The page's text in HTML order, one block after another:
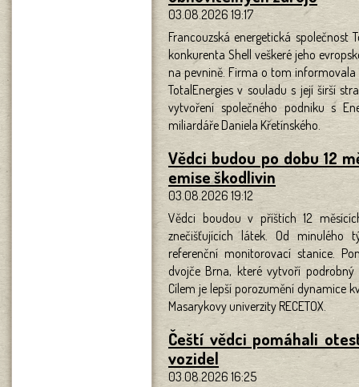
03.08.2026 19:17
Francouzská energetická společnost
konkurenta Shell veškeré jeho
na pevnině. Firma o tom informovala
TotalEnergies v souladu s její širší
vytvoření společného podniku s
miliardáře Daniela Křetínského.
Vědci budou po dobu 12
emise škodlivin
03.08.2026 19:12
Vědci boudou v příštích 12
znečišťujících látek. Od minulého
referenční monitorovací stanice.
dvojče Brna, které vytvoří
Cílem je lepší porozumění dynamice
Masarykovy univerzity RECETOX.
Čeští vědci pomáhali
vozidel
03.08.2026 16:25